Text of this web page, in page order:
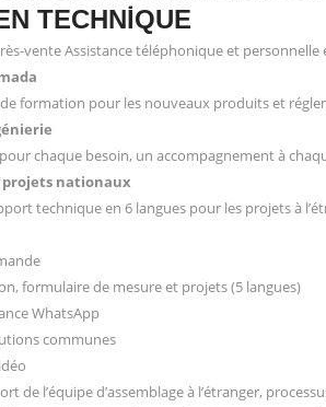
TECHNIQUE
vente Assistance téléphonique et personnelle
formation pour les nouveaux produits et
chaque besoin, un accompagnement à
nationaux
technique en 6 langues pour les projets à
formulaire de mesure et projets (5 langues)
WhatsApp
communes
de l’équipe d’assemblage à l’étranger,